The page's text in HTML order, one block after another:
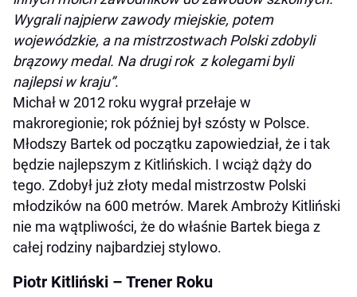
Wygrali najpierw zawody miejskie, potem
wojewódzkie, a na mistrzostwach Polski zdobyli
brązowy medal. Na drugi rok z kolegami byli
najlepsi w kraju”.
Michał w 2012 roku wygrał przełaje w
makroregionie; rok później był szósty w Polsce.
Młodszy Bartek od początku zapowiedział, że i tak
będzie najlepszym z Kitlińskich. I wciąż dąży do
tego. Zdobył już złoty medal mistrzostw Polski
młodzików na 600 metrów. Marek Ambroży Kitliński
nie ma wątpliwości, że do właśnie Bartek biega z
całej rodziny najbardziej stylowo.
Piotr Kitliński – Trener Roku